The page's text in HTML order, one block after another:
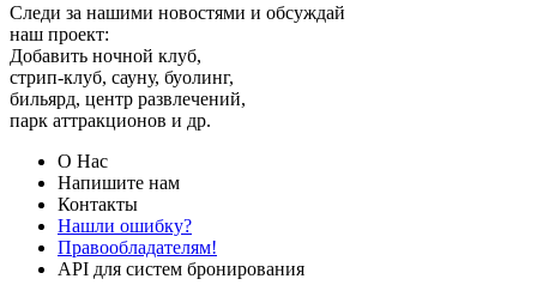
Следи за нашими новостями и обсуждай
наш проект:
Добавить ночной клуб,
стрип-клуб, сауну, буолинг,
бильярд, центр развлечений,
парк аттракционов и др.
О Нас
Напишите нам
Контакты
Нашли ошибку?
Правообладателям!
API для систем бронирования